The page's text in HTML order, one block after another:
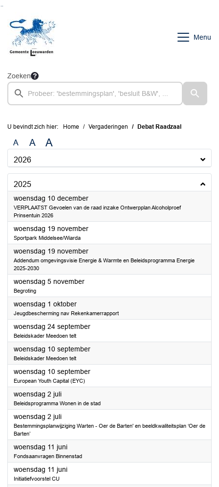
Menu
Zoeken
U bevindt zich hier: Home Vergaderingen Debat Raadzaal
A A A
2026
2025
woensdag 10 december2025
VERPLAATST Gevoelen van de raad inzake Ontwerpplan Alcoholproef
Prinsentuin 2026
woensdag 19 november2025
Sportpark Middelsee/Wiarda
woensdag 19 november2025
Addendum omgevingsvisie Energie & Warmte en Beleidsprogramma Energie
2025-2030
woensdag 5 november2025
Begroting
woensdag 1 oktober2025
Jeugdbescherming nav Rekenkamerrapport
woensdag 24 september2025
Beleidskader Meedoen telt
woensdag 10 september2025
Beleidskader Meedoen telt
woensdag 10 september2025
European Youth Capital (EYC)
woensdag 2 juli2025
Beleidsprogramma Wonen in de stad
woensdag 2 juli2025
Bestemmingsplanwijziging Warten - Oer de Barten' en beeldkwaliteitsplan ‘Oer de
Barten’
woensdag 11 juni2025
Fondsaanvragen Binnenstad
woensdag 11 juni2025
Initiatiefvoorstel CU